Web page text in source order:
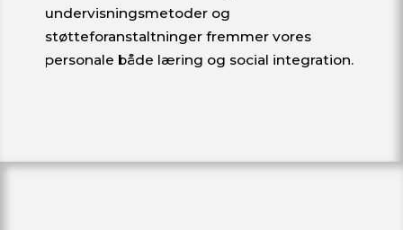
undervisningsmetoder og
støtteforanstaltninger fremmer vores
personale både læring og social integration.